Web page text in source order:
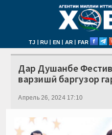
TJ | RU | EN | AR | FAR
Дар Душанбе
варзишӣ баргузор
Апрель 26, 2024 17:10